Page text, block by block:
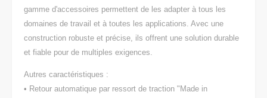
gamme d'accessoires permettent de les adapter à tous les
domaines de travail et à toutes les applications. Avec une
construction robuste et précise, ils offrent une solution durable
et fiable pour de multiples exigences.
Autres caractéristiques :
• Retour automatique par ressort de traction "Made in